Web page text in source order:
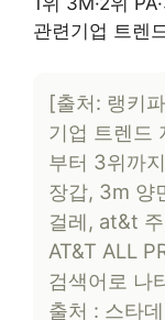
관련기업 트렌
[출처: 랭키
기업 트렌드
부터 3위까
장갑, 3m 양
걸레, at&t
AT&T ALL
검색어로 나
출처 : 스타